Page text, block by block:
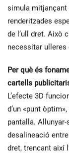
simula mitjançant
renderitzades
de l’ull dret. Això
necessitar ulleres
Per què és
cartells
L’efecte 3D
d’un «punt
pantalla.
desalineació entre
dret, trencant així